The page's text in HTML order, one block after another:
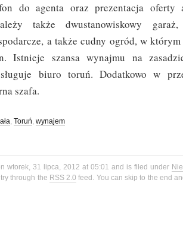
do agenta oraz prezentacja oferty
także dwustanowiskowy
a także cudny ogród, w
Istnieje szansa wynajmu na
biuro toruń. Dodatkowo w
szafa.
, Toruń, wynajem
wtorek, 31 lipca, 2012 at 05:01 and is filed under
through the RSS 2.0 feed. You can skip to the end